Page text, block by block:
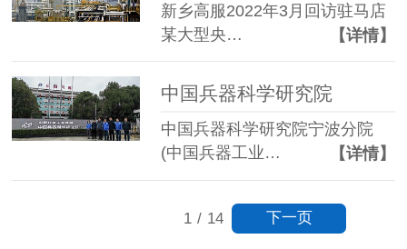
新乡高服2022年3月回访驻马店
某大型央…
【详情】
中国兵器科学研究院
中国兵器科学研究院宁波分院
(中国兵器工业…
【详情】
1 / 14 下一页